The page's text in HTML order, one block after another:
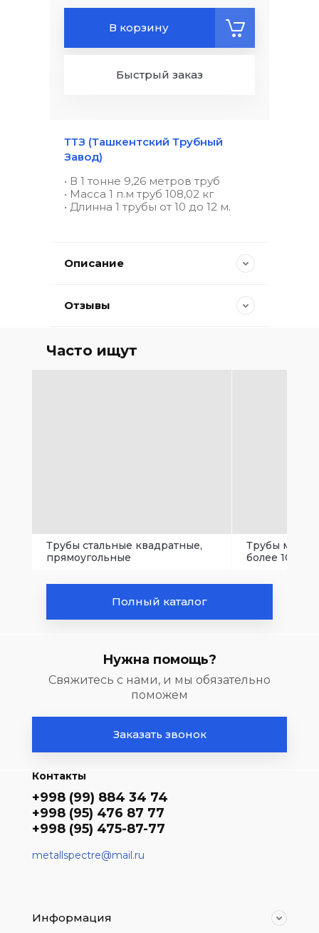
ТТЗ (Ташкентский Трубный
Завод)
• В 1 тонне 9,26 метров труб
• Масса 1 п.м труб 108,02 кг
• Длинна 1 трубы от 10 до 12 м.
В корзину
Быстрый заказ
Описание
Отзывы
Часто ищут
Трубы стальные квадратные,
прямоугольные
Трубы
более 102
Полный каталог
Нужна помощь?
Свяжитесь с нами, и мы обязательно
поможем
Заказать звонок
Контакты
+998 (99) 884 34 74
+998 (95) 476 87 77
+998 (95) 475-87-77
metallspectre@mail.ru
Информация